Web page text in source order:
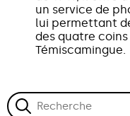
un service de
lui permettant
des quatre
Témiscamingue.